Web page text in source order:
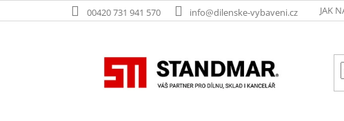
na
00420 731 941 570 info@dilenske-vybaveni.cz JAK